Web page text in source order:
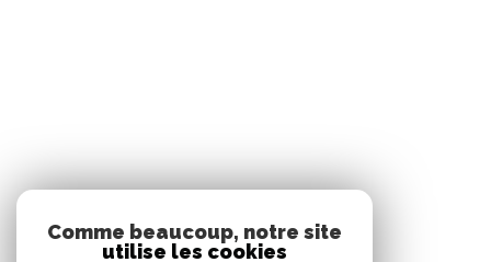
Comme beaucoup, notre site
utilise les cookies